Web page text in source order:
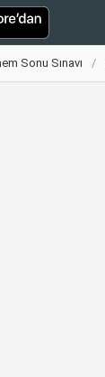
Sonu Sınavı